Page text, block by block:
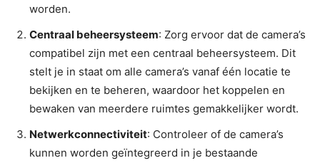
worden.
Centraal beheersysteem: Zorg ervoor dat de camera’s
compatibel zijn met een centraal beheersysteem. Dit
stelt je in staat om alle camera’s vanaf één locatie te
bekijken en te beheren, waardoor het koppelen en
bewaken van meerdere ruimtes gemakkelijker wordt.
Netwerkconnectiviteit: Controleer of de camera’s
kunnen worden geïntegreerd in je bestaande